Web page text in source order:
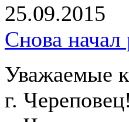
25.09.2015
Снова
Уважаемые
г.